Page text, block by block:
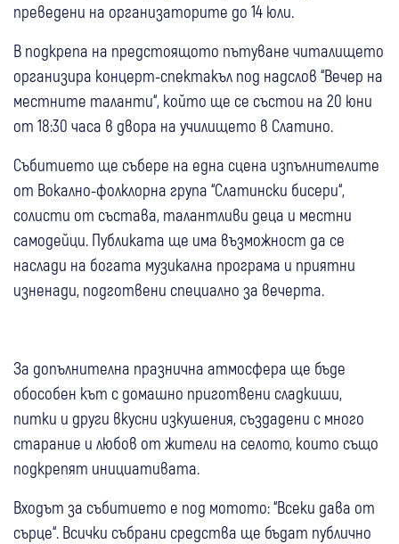
преведени на организаторите до 14 юли.
В подкрепа на предстоящото пътуване читалището
организира концерт-спектакъл под надслов “Вечер на
местните таланти“, който ще се състои на 20 юни
от 18:30 часа в двора на училището в Слатино.
Събитието ще събере на една сцена изпълнителите
от Вокално-фолклорна група “Слатински бисери“,
солисти от състава, талантливи деца и местни
самодейци. Публиката ще има възможност да се
наслади на богата музикална програма и приятни
изненади, подготвени специално за вечерта.
За допълнителна празнична атмосфера ще бъде
обособен кът с домашно приготвени сладкиши,
питки и други вкусни изкушения, създадени с много
старание и любов от жители на селото, които също
подкрепят инициативата.
Входът за събитието е под мотото: “Всеки дава от
сърце“. Всички събрани средства ще бъдат публично